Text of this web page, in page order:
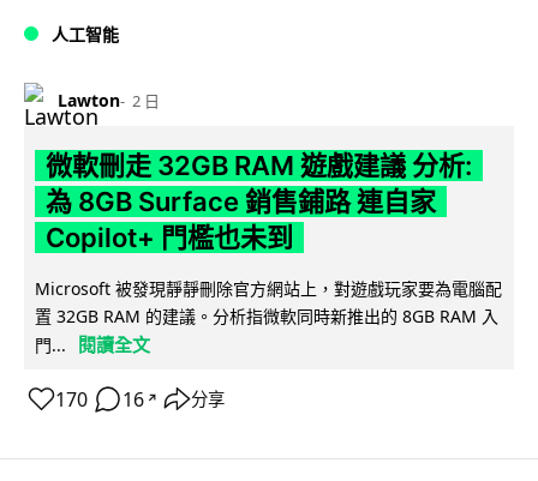
人工智能
Lawton 2 日
微軟刪走 32GB RAM 遊戲建議 分析:
為 8GB Surface 銷售鋪路 連自家
Copilot+ 門檻也未到
Microsoft 被發現靜靜刪除官方網站上，對遊戲玩家要為電腦配
置 32GB RAM 的建議。分析指微軟同時新推出的 8GB RAM 入
門...
閱讀全文
170 16 ↗ 分享